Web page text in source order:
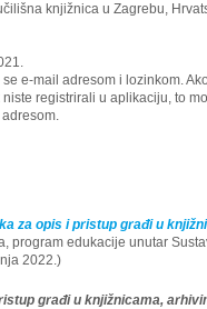
knjižnica u Zagrebu,
e-mail adresom i lozinkom.
registrirali u aplikaciju, to
za opis i pristup građi u
program edukacije unutar
2022.)
građi u knjižnicama,